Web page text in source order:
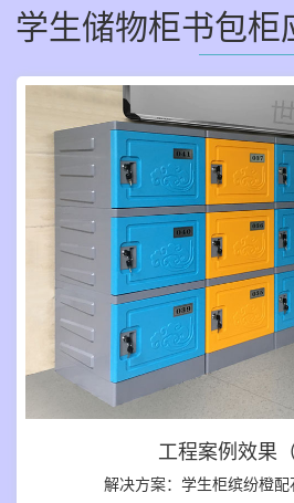
学生储物柜书包柜
工程案例效果（
解决方案：学生柜缤纷橙